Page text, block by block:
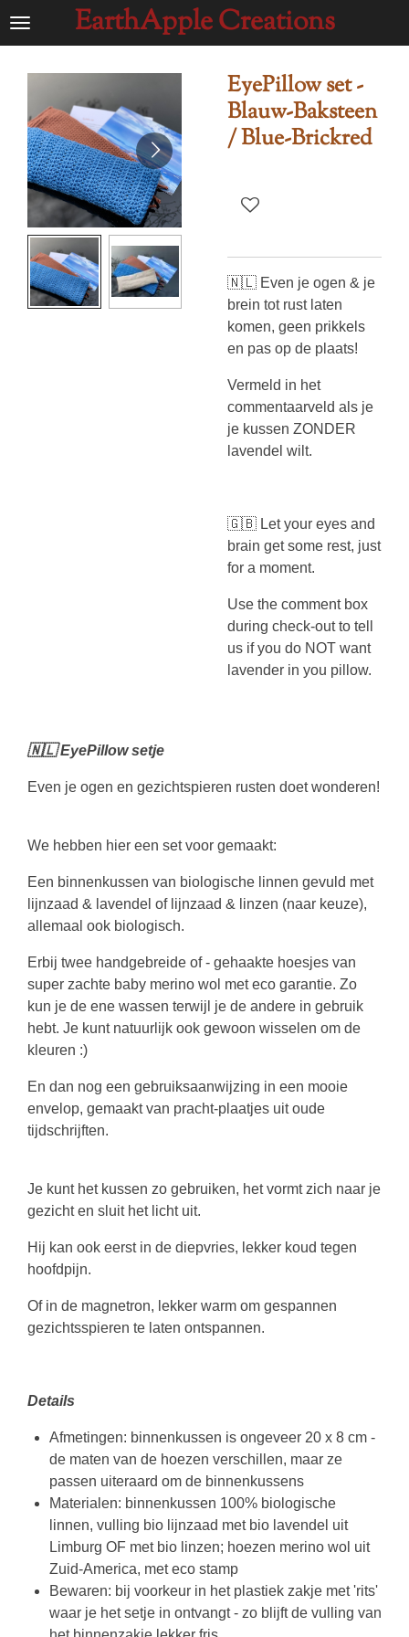
Ga
hoofdinhoud
EarthApple Creations
EyePillow set -
Blauw-Baksteen
/ Blue-Brickred
🇳🇱 Even je ogen & je
brein tot rust laten
komen, geen prikkels
en pas op de plaats!
Vermeld in het
commentaarveld als je
je kussen ZONDER
lavendel wilt.
🇬🇧 Let your eyes and
brain get some rest, just
for a moment.
Use the comment box
during check-out to tell
us if you do NOT want
lavender in you pillow.
🇳🇱 EyePillow setje
Even je ogen en gezichtspieren rusten doet wonderen!
We hebben hier een set voor gemaakt:
Een binnenkussen van biologische linnen gevuld met
lijnzaad & lavendel of lijnzaad & linzen (naar keuze),
allemaal ook biologisch.
Erbij twee handgebreide of - gehaakte hoesjes van
super zachte baby merino wol met eco garantie. Zo
kun je de ene wassen terwijl je de andere in gebruik
hebt. Je kunt natuurlijk ook gewoon wisselen om de
kleuren :)
En dan nog een gebruiksaanwijzing in een mooie
envelop, gemaakt van pracht-plaatjes uit oude
tijdschrijften.
Je kunt het kussen zo gebruiken, het vormt zich naar je
gezicht en sluit het licht uit.
Hij kan ook eerst in de diepvries, lekker koud tegen
hoofdpijn.
Of in de magnetron, lekker warm om gespannen
gezichtsspieren te laten ontspannen.
Details
Afmetingen: binnenkussen is ongeveer 20 x 8 cm -
de maten van de hoezen verschillen, maar ze
passen uiteraard om de binnenkussens
Materialen: binnenkussen 100% biologische
linnen, vulling bio lijnzaad met bio lavendel uit
Limburg OF met bio linzen; hoezen merino wol uit
Zuid-America, met eco stamp
Bewaren: bij voorkeur in het plastiek zakje met 'rits'
waar je het setje in ontvangt - zo blijft de vulling van